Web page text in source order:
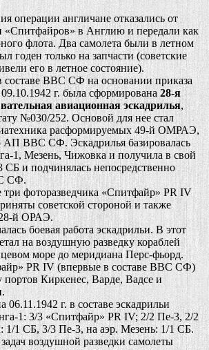
англичане отказались от
«Спитфайров» в Англию и передали как
флота. Два самолета были в летном
годен только на запчасти (советские
его в летное состояние).
ВВС СФ на основании приказа
г. была сформирована 28-я
авиационная эскадрилья,
№030/252. Основой для нее стал
расформируемых 49-й ОМРАЭ,
ВВС СФ. Эскадрилья базировалась
1, Мезень, Чижовка и получила в свой
СБ и подчинялась непосредственно
СФ.
фоторазведчика «Спитфайр» PR IV
советской стороной и также
й ОРАЭ.
боевая работа эскадрильи. В этот
на воздушную разведку кораблей
море до меридиана Перс-фьорд.
PR IV (впервые в составе ВВС СФ)
портов Киркенес, Варде, Вадсе и
г. в составе эскадрильи
1: 3/3 «Спитфайр» PR IV; 2/2 Пе-3, 2/2
1/1 СБ, 3/3 Пе-3, на аэр. Мезень: 1/1 СБ.
воздушной разведки самолеты